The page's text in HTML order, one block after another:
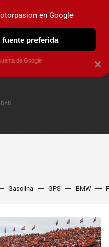
OBSERVATORIO
Gasolina GPS BMW
×
en Google
preferida
de Google